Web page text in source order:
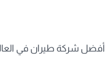
أفضل شركة طيران في